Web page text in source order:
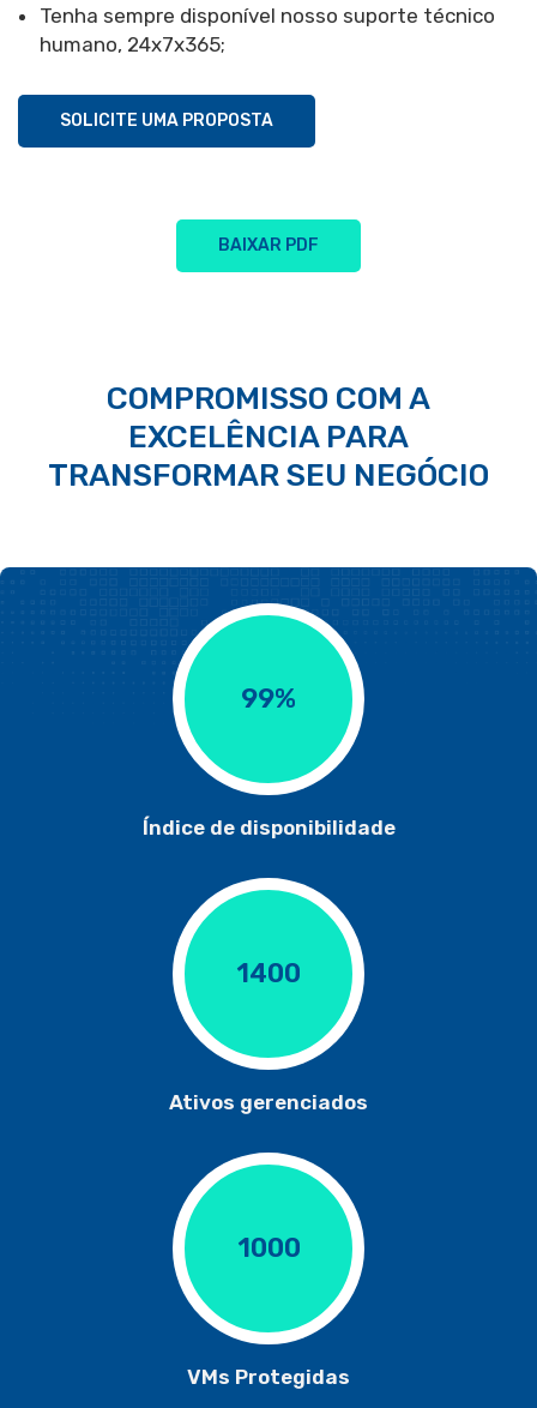
Tenha sempre disponível nosso suporte técnico
humano, 24x7x365;
SOLICITE UMA PROPOSTA
BAIXAR PDF
COMPROMISSO COM A
EXCELÊNCIA PARA
TRANSFORMAR SEU NEGÓCIO
99%
Índice de disponibilidade
1400
Ativos gerenciados
1000
VMs Protegidas